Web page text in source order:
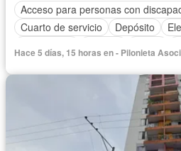
Acceso para personas con
Cuarto de servicio
Depósito
Hace 5 días, 15 horas en - Pilonieta